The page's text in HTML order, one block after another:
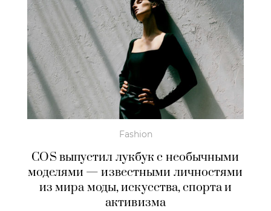
Fashion
COS выпустил лукбук с необычными
моделями — известными личностями
из мира моды, искусства, спорта и
активизма